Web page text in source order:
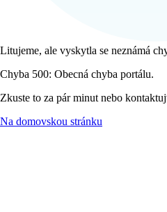
Litujeme, ale vyskytla se neznámá
Chyba 500: Obecná chyba portálu.
Zkuste to za pár minut nebo
Na domovskou stránku